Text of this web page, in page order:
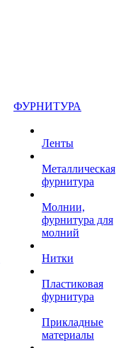
ФУРНИТУРА
Ленты
Металлическая
фурнитура
Молнии,
фурнитура для
молний
Нитки
Пластиковая
фурнитура
Прикладные
материалы